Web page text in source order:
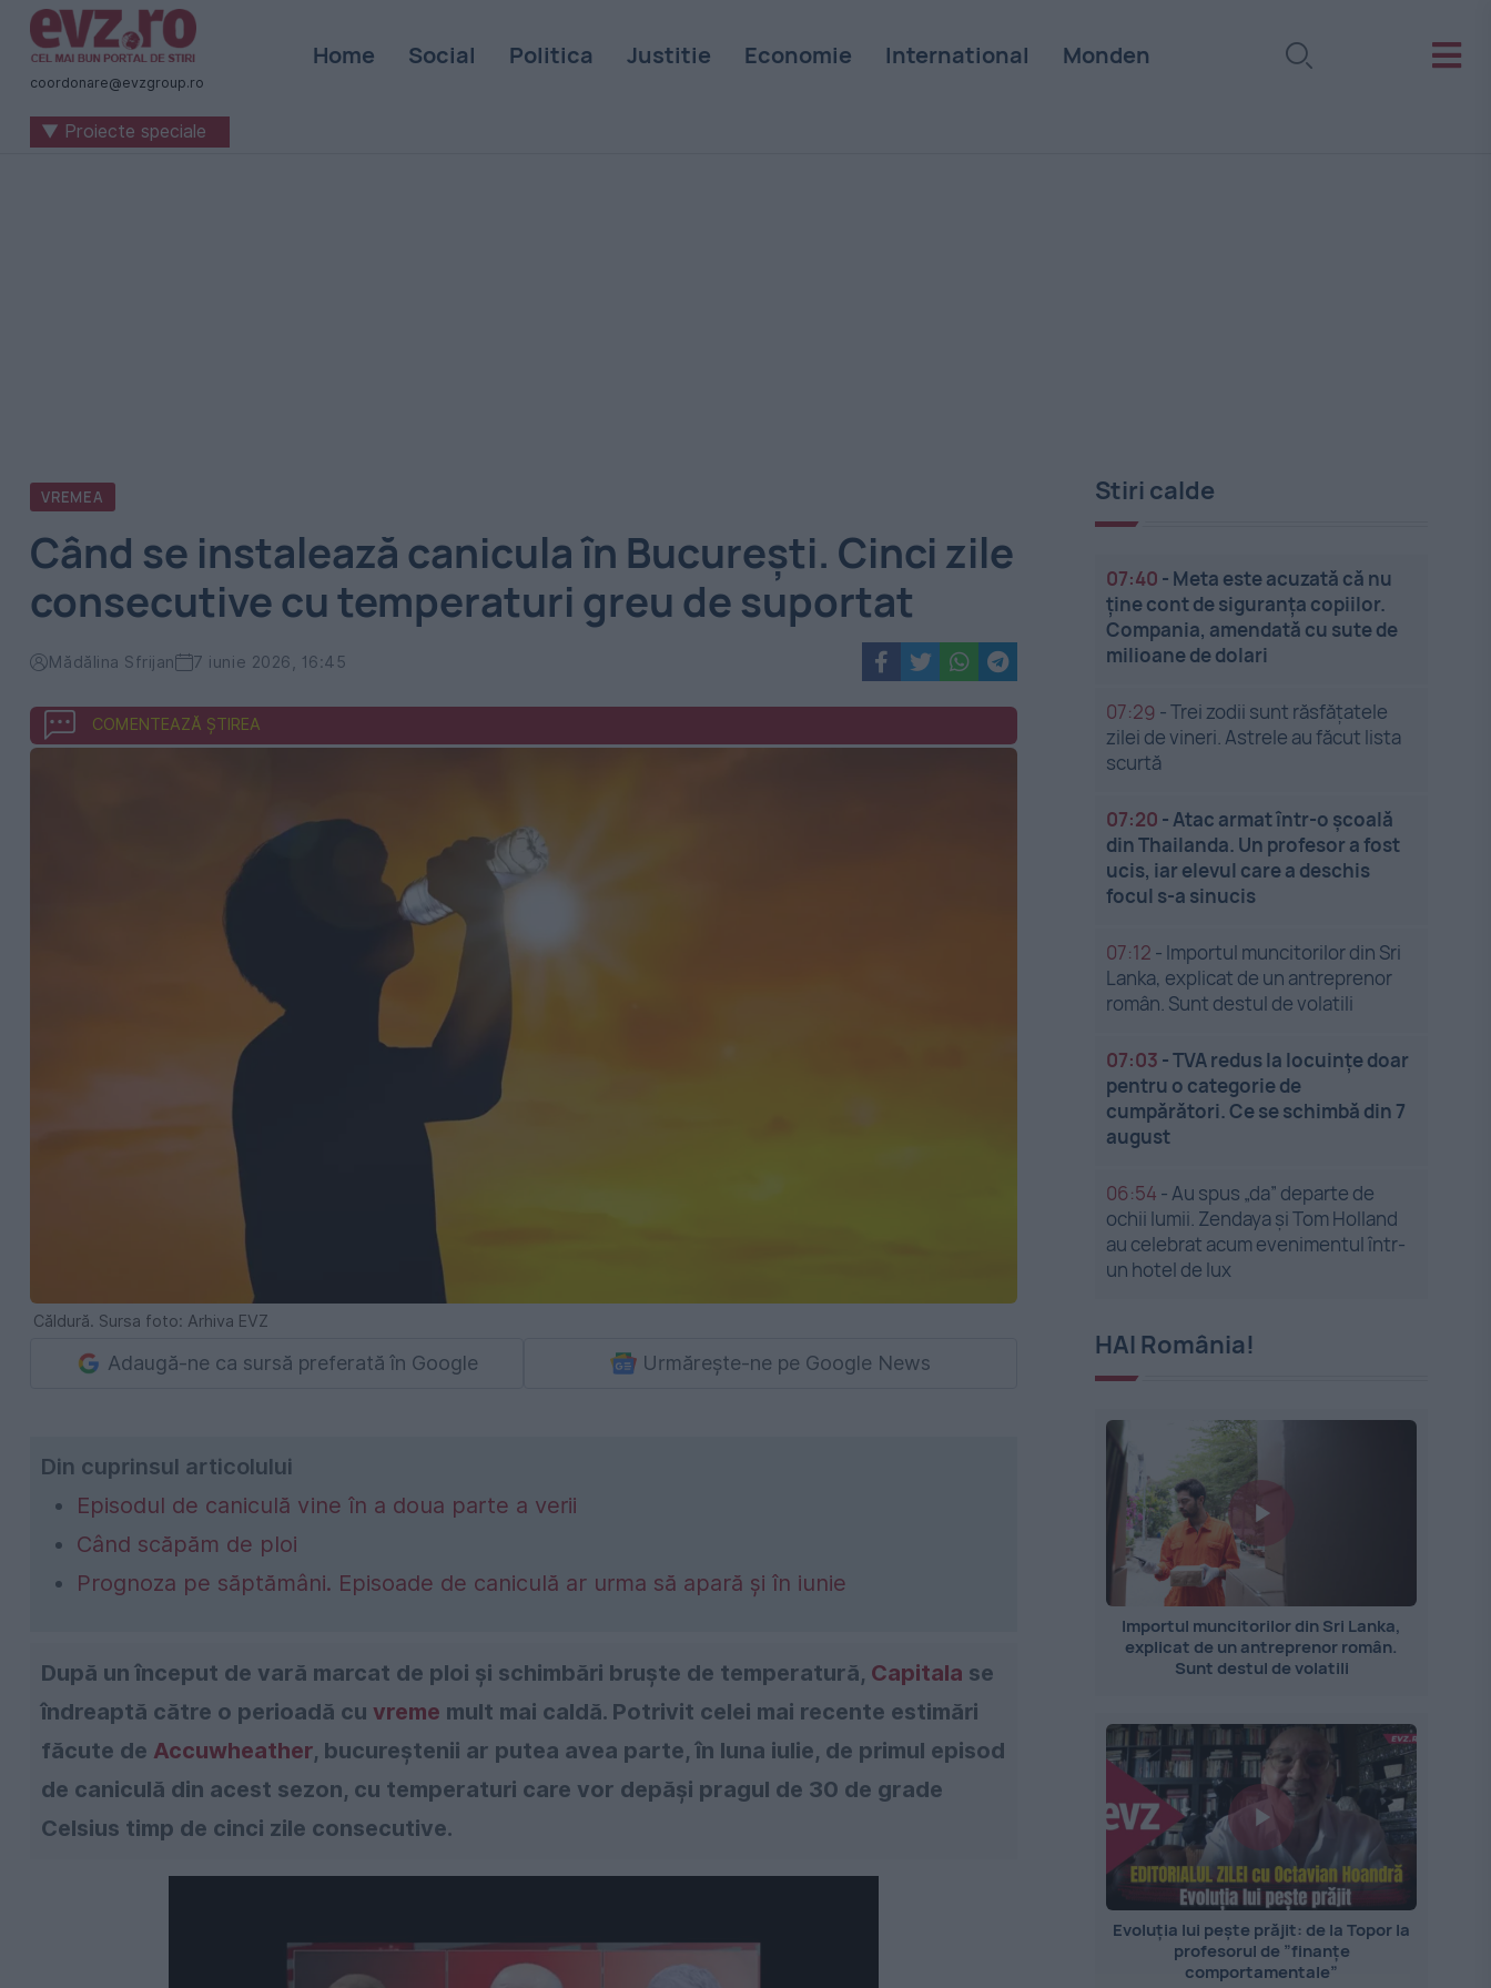
Știri
naționale
internaționale
coordonare@evzgroup.ro
Home Social Politica Justitie Economie International Monden
▼ Proiecte speciale
VREMEA
Când se instalează canicula în București. Cinci zile
consecutive cu temperaturi greu de suportat
Mădălina Sfrijan 7 iunie 2026, 16:45
COMENTEAZĂ ȘTIREA
Căldură. Sursa foto: Arhiva EVZ
Adaugă-ne ca sursă preferată în Google Urmărește-ne pe Google News
Din cuprinsul articolului
Episodul de caniculă vine în a doua parte a verii
Când scăpăm de ploi
Prognoza pe săptămâni. Episoade de caniculă ar urma să apară și în iunie
După un început de vară marcat de ploi și schimbări bruște de temperatură, Capitala se
îndreaptă către o perioadă cu vreme mult mai caldă. Potrivit celei mai recente estimări
făcute de Accuwheather, bucureștenii ar putea avea parte, în luna iulie, de primul episod
de caniculă din acest sezon, cu temperaturi care vor depăși pragul de 30 de grade
Celsius timp de cinci zile consecutive.
Stiri calde
07:40 - Meta este acuzată că nu
ține cont de siguranța copiilor.
Compania, amendată cu sute de
milioane de dolari
07:29 -Trei zodii sunt răsfățatele
zilei de vineri. Astrele au făcut lista
scurtă
07:20 -Atac armat într-o școală
din Thailanda. Un profesor a fost
ucis, iar elevul care a deschis
focul s-a sinucis
07:12 - Importul muncitorilor din Sri
Lanka, explicat de un antreprenor
român. Sunt destul de volatili
07:03 -TVA redus la locuințe doar
pentru o categorie de
cumpărători. Ce se schimbă din 7
august
06:54 -Au spus „da” departe de
ochii lumii. Zendaya și Tom Holland
au celebrat acum evenimentul într-
un hotel de lux
HAI România!
Importul muncitorilor din Sri Lanka,
explicat de un antreprenor român.
Sunt destul de volatili
Evoluția lui pește prăjit: de la Topor la
profesorul de ”finanțe
comportamentale”